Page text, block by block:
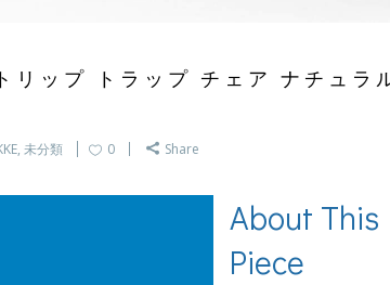
リップ トラップ チェア ナチュラ
, 未分類 0 Share